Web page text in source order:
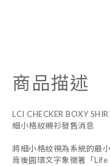
商品描述
LCI CHECKER BOXY
細小格紋襯衫發售消息
將細小格紋視為系統的最
背後圓環文字象徵著「